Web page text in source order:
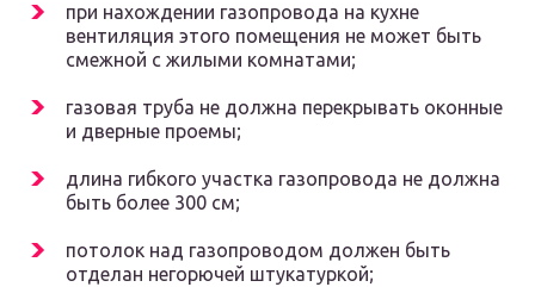
при нахождении газопровода на кухне
вентиляция этого помещения не может быть
смежной с жилыми комнатами;
газовая труба не должна перекрывать оконные
и дверные проемы;
длина гибкого участка газопровода не должна
быть более 300 см;
потолок над газопроводом должен быть
отделан негорючей штукатуркой;